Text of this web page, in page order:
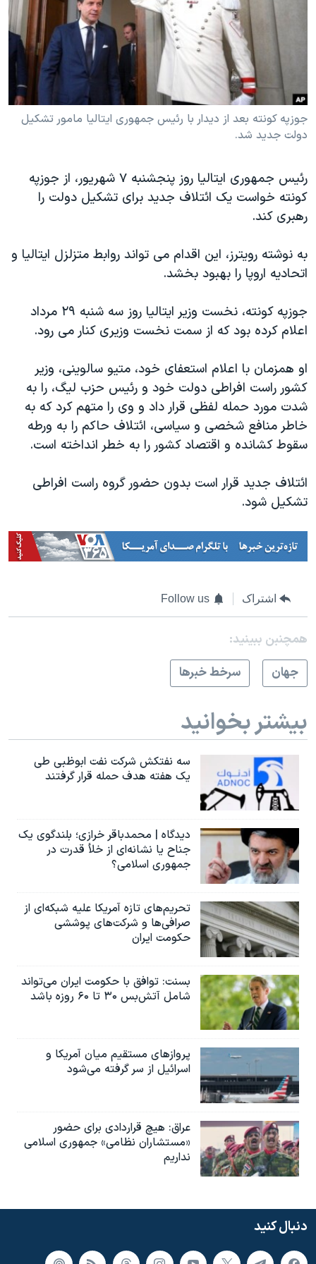
فرهنگ و زندگی
حقوق شهروندی
اقتصادی
علم و فناوری
اسرائیل در جنگ
گالری عکس
مستندها
انتخابات ریاست جمهوری آمریکا ۲۰۲۴
حمله جمهوری اسلامی به اسرائیل
رمز مهسا
ورزش زنان در ایران
اعتراضات زن، زندگی، آزادی
تریبونال مردمی آبان ۹۸
دادگاه حمید نوری
قانون شفافیت دارائی کادر رهبری ایران
اسرائیل در جنگ
همایش محافظه‌کاران آمریکا «سی‌پک»
صفحه‌های ویژه
سفر پرزیدنت ترامپ به چین
دنبال کنید
زبانهای مختلف
جوزپه کونته بعد از دیدار با رئیس جمهوری ایتالیا مامور تشکیل
دولت جدید شد.
رئیس جمهوری ایتالیا روز پنجشنبه ۷ شهریور، از جوزپه
کونته خواست یک ائتلاف جدید برای تشکیل دولت را
رهبری کند.
به نوشته رویترز، این اقدام می تواند روابط متزلزل ایتالیا و
اتحادیه اروپا را بهبود بخشد.
جوزپه کونته، نخست وزیر ایتالیا روز سه شنبه ۲۹ مرداد
اعلام کرده بود که از سمت نخست وزیری کنار می رود.
او همزمان با اعلام استعفای خود، متیو سالوینی، وزیر
کشور راست افراطی دولت خود و رئیس حزب لیگ، را به
شدت مورد حمله لفظی قرار داد و وی را متهم کرد که به
خاطر منافع شخصی و سیاسی، ائتلاف حاکم را به ورطه
سقوط کشانده و اقتصاد کشور را به خطر انداخته است.
ائتلاف جدید قرار است بدون حضور گروه راست افراطی
تشکیل شود.
اشتراک Follow us
همچنبن ببینید:
جهان
سرخط خبرها
بیشتر بخوانید
سه نفتکش شرکت نفت ابوظبی طی
یک هفته هدف حمله قرار گرفتند
دیدگاه | محمدباقر خرازی؛ بلندگوی یک
جناح یا نشانه‌ای از خلأ قدرت در
جمهوری اسلامی؟
تحریم‌های تازه آمریکا علیه شبکه‌ای از
صرافی‌ها و شرکت‌های پوششی
حکومت ایران
بسنت: توافق با حکومت ایران می‌تواند
شامل آتش‌بس ۳۰ تا ۶۰ روزه باشد
پروازهای مستقیم میان آمریکا و
اسرائیل از سر گرفته می‌شود
عراق: هیچ قراردادی برای حضور
«مستشاران نظامی» جمهوری اسلامی
نداریم
دنبال کنید